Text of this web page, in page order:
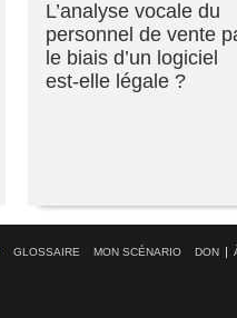
L’analyse vocale du
personnel de vente
le biais d’un logiciel
est-elle légale ?
GLOSSAIRE MON SCÉNARIO DON